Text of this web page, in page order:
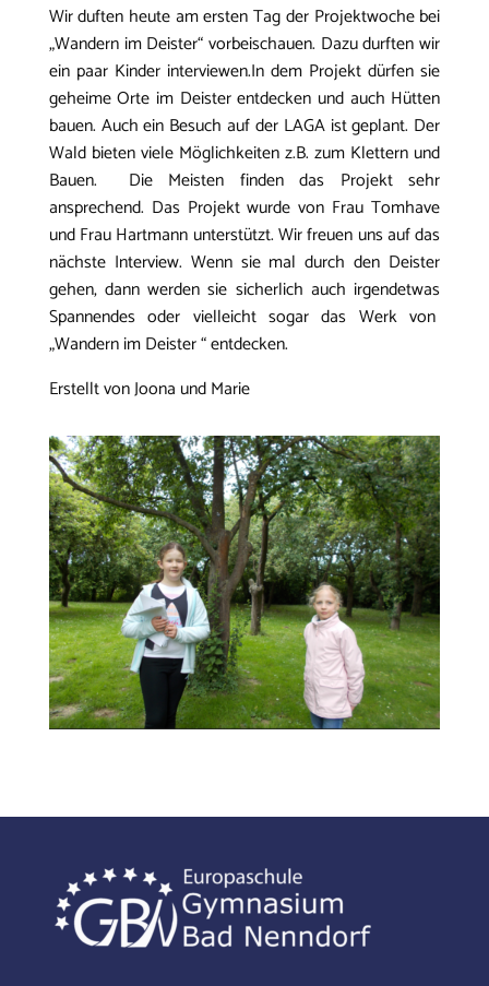
Wir duften heute am ersten Tag der Projektwoche bei
„Wandern im Deister“ vorbeischauen. Dazu durften wir
ein paar Kinder interviewen.In dem Projekt dürfen sie
geheime Orte im Deister entdecken und auch Hütten
bauen. Auch ein Besuch auf der LAGA ist geplant. Der
Wald bieten viele Möglichkeiten z.B. zum Klettern und
Bauen. Die Meisten finden das Projekt sehr
ansprechend. Das Projekt wurde von Frau Tomhave
und Frau Hartmann unterstützt. Wir freuen uns auf das
nächste Interview. Wenn sie mal durch den Deister
gehen, dann werden sie sicherlich auch irgendetwas
Spannendes oder vielleicht sogar das Werk von
„Wandern im Deister “ entdecken.
Erstellt von Joona und Marie